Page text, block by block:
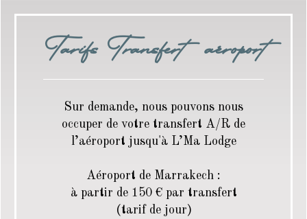
Tarifs Transfert aéroport
Sur demande, nous pouvons nous
occuper de votre transfert A/R de
l’aéroport jusqu'à L’Ma Lodge
Aéroport de Marrakech :
à partir de 150 € par transfert
(tarif de jour)